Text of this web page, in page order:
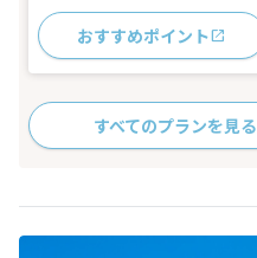
おすすめポイント
すべてのプランを見る